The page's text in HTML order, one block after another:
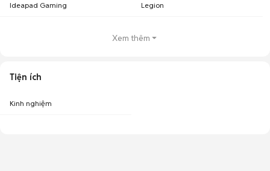
Ideapad Gaming Legion
Xem thêm
Tiện ích
Kinh nghiệm